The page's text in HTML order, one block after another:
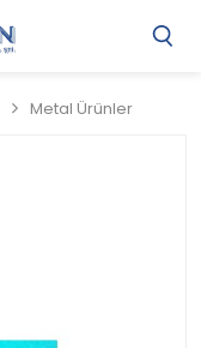
Metal Ürünler